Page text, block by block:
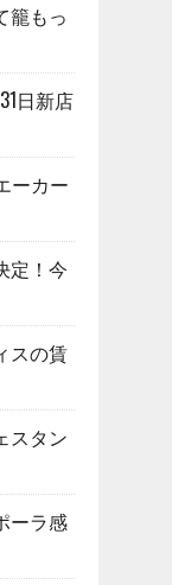
籠もっ
日新店
ーカー
定！今
スの賃
スタン
ーラ感